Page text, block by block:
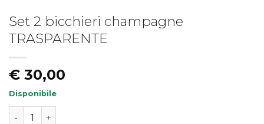
Piatto fondo LIBERTY
€ 19,50
Piatto LIBERTY - vers.B
Set 2 bicchieri champagne
TRASPARENTE
€ 30,00
Disponibile
Set 2 bicchieri champagne TRASPARENTE quantità